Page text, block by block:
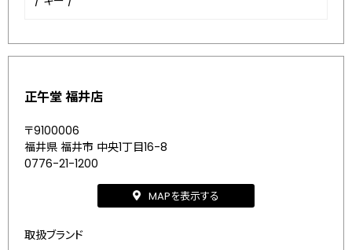
正午堂 福井店
〒9100006
福井県 福井市 中央1丁目16-8
0776-21-1200
MAPを表示する
取扱ブランド